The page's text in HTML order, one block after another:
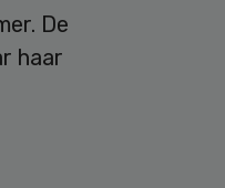
De
haar